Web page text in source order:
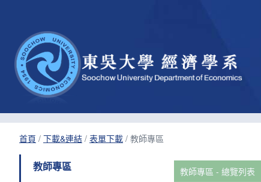
首頁 / 下載&連結 / 表單下載 / 教師專區
教師專區 教師專區 - 總覽列表